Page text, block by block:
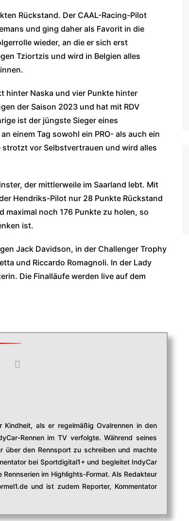
Rückstand. Der CAAL-Racing-Pilot
und ging daher als Favorit in die
wieder, an die er sich erst
Tziortzis und wird in Belgien alles
hinter Naska und vier Punkte hinter
der Saison 2023 und hat mit RDV
ist der jüngste Sieger eines
einem Tag sowohl ein PRO- als auch ein
strotzt vor Selbstvertrauen und wird alles
der mittlerweile im Saarland lebt. Mit
Hendriks-Pilot nur 28 Punkte Rückstand
noch 176 Punkte zu holen, so
ist.
Jack Davidson, in der Challenger Trophy
und Riccardo Romagnoli. In der Lady
Die Finalläufe werden live auf dem
als er regelmäßig Ovalrennen in den
Rennen im TV verfolgte. Während seines
über den Rennsport zu schreiben und machte
bei Sportdigital1+ und begleitet IndyCar
im Highlights-Format. Als Redakteur
und ist zudem Reporter, Kommentator